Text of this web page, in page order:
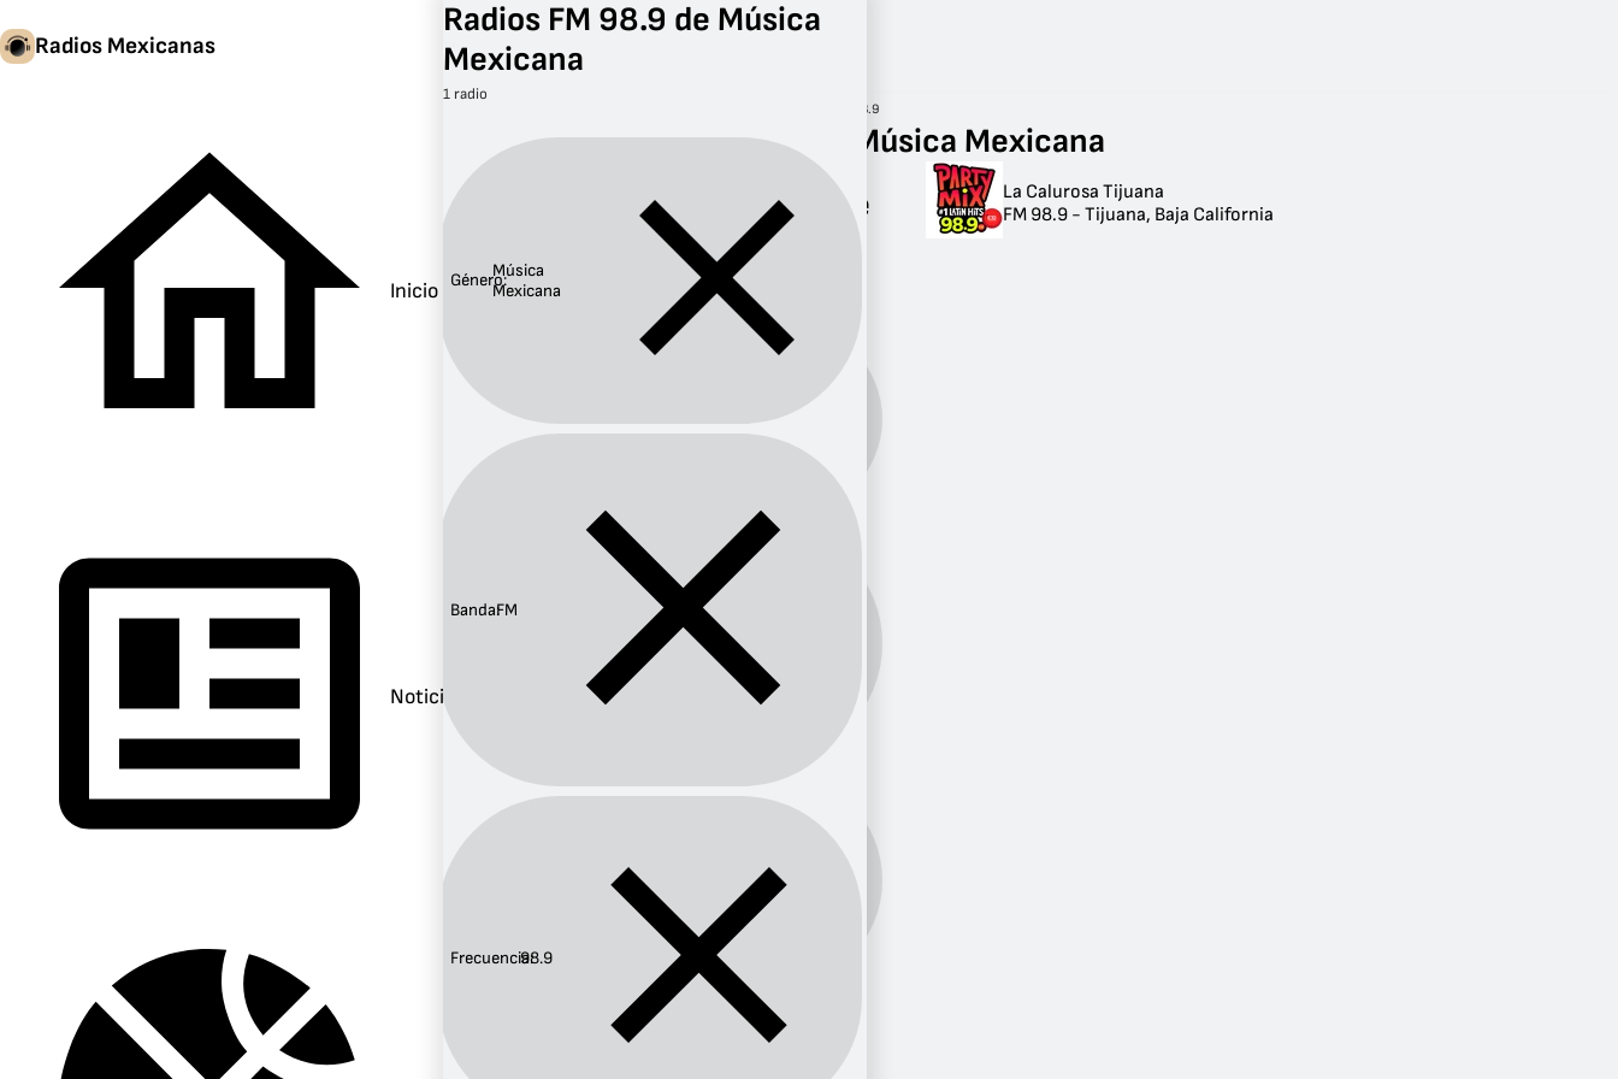
Radios Mexicanas
Inicio
Noticias
FM 98.9
Radios FM 98.9 de Música Mexicana
Radios FM 98.9 de
Música Mexicana
Género:Mexicana
Banda:FM
Frecuencia:
Provincia
La Calurosa Tijuana
FM 98.9 - Tijuana, Baja California
Radios FM 98.9 de Música
Mexicana
1 radio
Género:Música
Mexicana
Banda:FM
Frecuencia:98.9